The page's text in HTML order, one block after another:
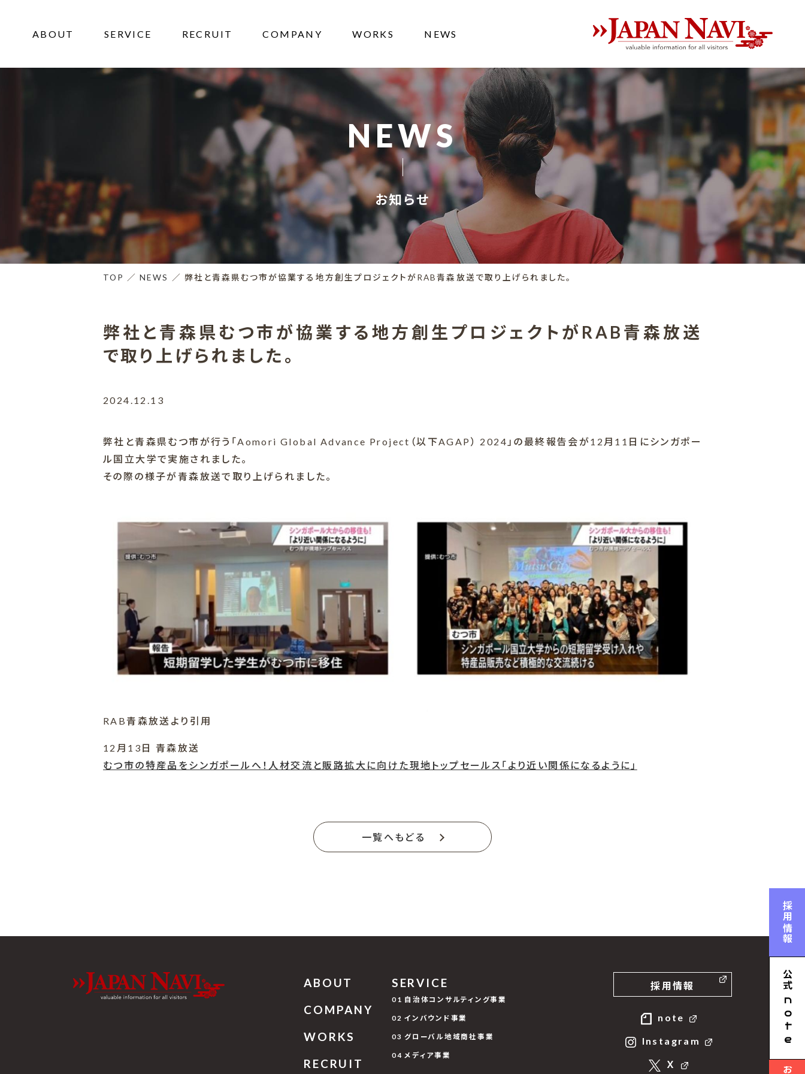
ABOUT SERVICE RECRUIT COMPANY WORKS NEWS
NEWS
お知らせ
TOP NEWS 弊社と青森県むつ市が協業する地方創生プロジェクトがRAB青森放送で取り上げられました。
弊社と青森県むつ市が協業する地方創生プロジェクトがRAB青森放送
で取り上げられました。
2024.12.13
弊社と青森県むつ市が行う「Aomori Global Advance Project（以下AGAP） 2024」の最終報告会が12月11日にシンガポー
ル国立大学で実施されました。
その際の様子が青森放送で取り上げられました。
RAB青森放送より引用
12月13日 青森放送
むつ市の特産品をシンガポールへ！人材交流と販路拡大に向けた現地トップセールス「より近い関係になるように」
一覧へもどる
ABOUT
COMPANY
WORKS
RECRUIT
SERVICE
01 自治体コンサルティング事業
02 インバウンド事業
03 グローバル地域商社事業
04 メディア事業
採用情報
note
Instagram
Ｘ
採用情報
公式
n
ote